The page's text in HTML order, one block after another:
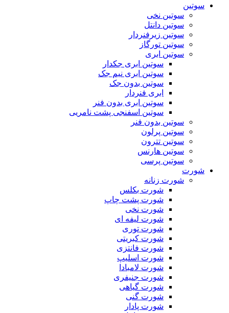
سوتین
سوتین نخی
سوتین دانتل
سوتین زیرفنردار
سوتین تورگاز
سوتین ابری
سوتین ابری جکدار
سوتین ابری نیم جک
سوتین بدون جک
ابری فنردار
سوتین ابری بدون فنر
سوتین اسفنجی پشت نامریی
سوتین بدون فنر
سوتین پرلون
سوتین تترون
سوتین هارنس
سوتین پرسی
شورت
شورت زنانه
شورت بکلس
شورت پشت چاپ
شورت نخی
شورت لیفه ای
شورت توری
شورت کبریتی
شورت فانتزی
شورت اسلیپ
شورت لامبادا
شورت جنیفری
شورت گیاهی
شورت گنی
شورت پادار